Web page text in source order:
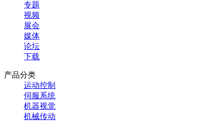
专题
视频
展会
媒体
论坛
下载
产品分类
运动控制
伺服系统
机器视觉
机械传动